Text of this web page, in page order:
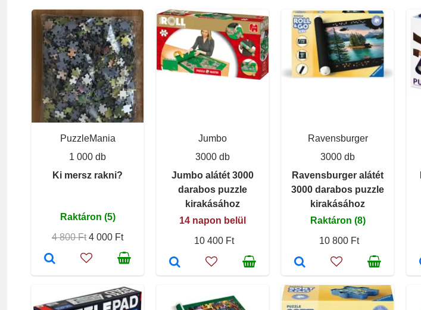
PuzzleMania
1 000 db
Ki mersz rakni?
Raktáron (5)
4 800 Ft 4 000 Ft
Jumbo
3000 db
Jumbo alátét 3000
darabos puzzle
kirakásához
14 napon belül
10 400 Ft
Ravensburger
3000 db
Ravensburger alátét
3000 darabos puzzle
kirakásához
Raktáron (8)
10 800 Ft